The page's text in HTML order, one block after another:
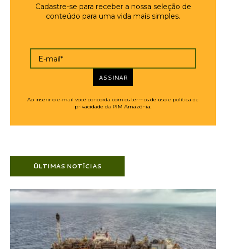
Cadastre-se para receber a nossa seleção de
conteúdo para uma vida mais simples.
E-mail*
ASSINAR
Ao inserir o e-mail você concorda com os termos de uso e política de
privacidade da PIM Amazônia.
ÚLTIMAS NOTÍCIAS